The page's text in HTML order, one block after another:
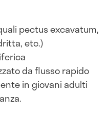
pectus excavatum,
etc.)
da flusso rapido
in giovani adulti